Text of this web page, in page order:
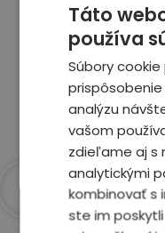
Celé auto z
vrátane závad a
Zobraziť
Táto
používa
Súbory
analýzu
vašom
zdieľame aj s
analytickými
kombinovať s
ste im